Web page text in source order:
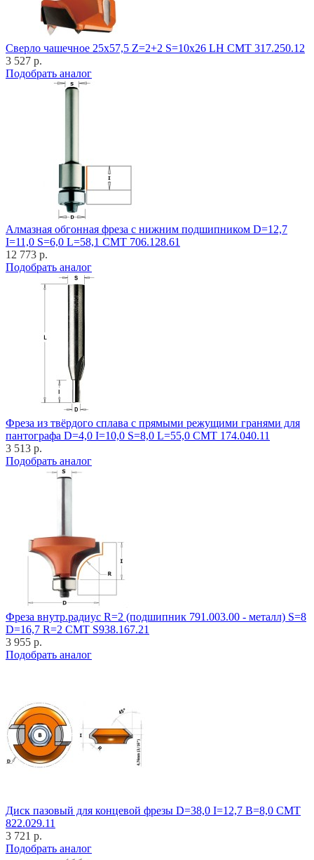
Cверло чашечное 25x57,5 Z=2+2 S=10x26 LH CMT 317.250.12
3 527 р.
Подобрать аналог
Алмазная обгонная фреза с нижним подшипником D=12,7
I=11,0 S=6,0 L=58,1 CMT 706.128.61
12 773 р.
Подобрать аналог
Фреза из твёрдого сплава с прямыми режущими гранями для
пантографа D=4,0 I=10,0 S=8,0 L=55,0 CMT 174.040.11
3 513 р.
Подобрать аналог
Фреза внутр.радиус R=2 (подшипник 791.003.00 - металл) S=8
D=16,7 R=2 CMT S938.167.21
3 955 р.
Подобрать аналог
Диск пазовый для концевой фрезы D=38,0 I=12,7 B=8,0 CMT
822.029.11
3 721 р.
Подобрать аналог